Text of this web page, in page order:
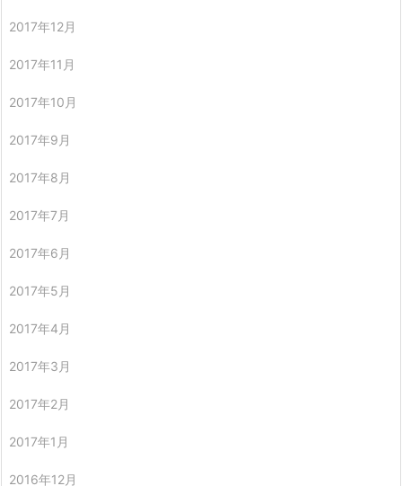
2017年12月
2017年11月
2017年10月
2017年9月
2017年8月
2017年7月
2017年6月
2017年5月
2017年4月
2017年3月
2017年2月
2017年1月
2016年12月